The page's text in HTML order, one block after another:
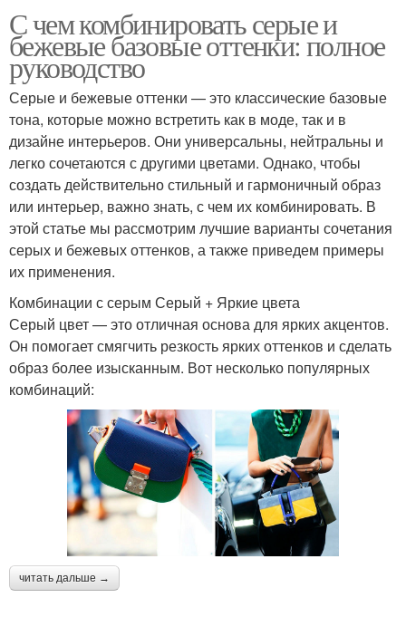
С чем комбинировать серые и
бежевые базовые оттенки: полное
руководство
Серые и бежевые оттенки — это классические базовые
тона, которые можно встретить как в моде, так и в
дизайне интерьеров. Они универсальны, нейтральны и
легко сочетаются с другими цветами. Однако, чтобы
создать действительно стильный и гармоничный образ
или интерьер, важно знать, с чем их комбинировать. В
этой статье мы рассмотрим лучшие варианты сочетания
серых и бежевых оттенков, а также приведем примеры
их применения.
Комбинации с серым Серый + Яркие цвета
Серый цвет — это отличная основа для ярких акцентов.
Он помогает смягчить резкость ярких оттенков и сделать
образ более изысканным. Вот несколько популярных
комбинаций:
читать дальше →